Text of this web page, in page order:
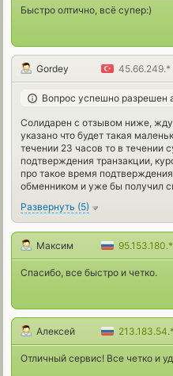
Быстро олтично, всё супер:)
Gordey 45.66.249.*
Вопрос успешно разрешен
Солидарен с отзывом ниже,
указано что будет такая
течении 23 часов то в течении
подтверждения транзакции,
про такое время
обменником и уже бы получил
Развернуть (5)
Максим 95.153.180.*
Спасибо, все быстро и четко.
Алексей 213.183.54.*
Отличный сервис! Все четко и